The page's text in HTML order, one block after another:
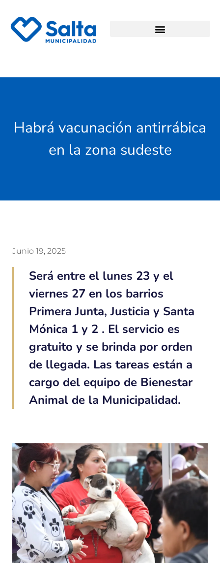
Habrá vacunación antirrábica
en la zona sudeste
Junio 19, 2025
Será entre el lunes 23 y el
viernes 27 en los barrios
Primera Junta, Justicia y Santa
Mónica 1 y 2 . El servicio es
gratuito y se brinda por orden
de llegada. Las tareas están a
cargo del equipo de Bienestar
Animal de la Municipalidad.